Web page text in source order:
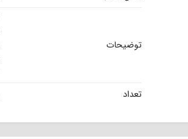
توضیحات
تعداد